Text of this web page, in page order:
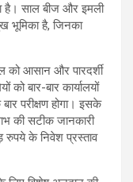
है। साल बीज और इमली
भूमिका है, जिनका
को आसान और पारदर्शी
बार-बार कार्यालयों
परीक्षण होगा। इसके
की सटीक जानकारी
के निवेश प्रस्ताव